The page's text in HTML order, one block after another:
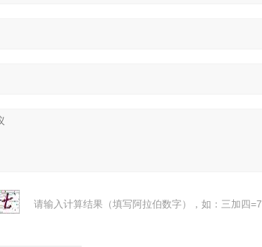
请输入计算结果（填写阿拉伯数字），如：三加四=7